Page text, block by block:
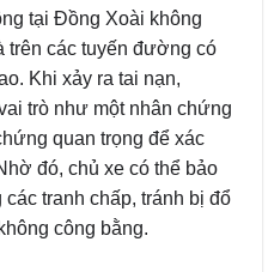
tại Đồng Xoài không
trên các tuyến đường có
Khi xảy ra tai nạn,
trò như một nhân chứng
quan trọng để xác
đó, chủ xe có thể bảo
tranh chấp, tránh bị đổ
công bằng.